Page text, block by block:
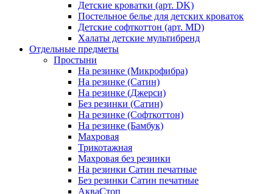
Детские кроватки (арт. DK)
Постельное белье для детских кроваток
Детские софткоттон (арт. MD)
Халаты детские мультибренд
Отдельные предметы
Простыни
На резинке (Микрофибра)
На резинке (Сатин)
На резинке (Джерси)
Без резинки (Сатин)
На резинке (Софткоттон)
На резинке (Бамбук)
Махровая
Трикотажная
Махровая без резинки
На резинки Сатин печатные
Без резинки Сатин печатные
АкваСтоп